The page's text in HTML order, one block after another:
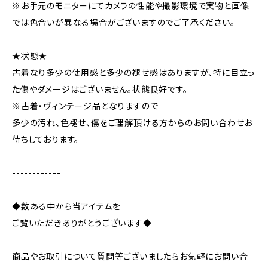
※お手元のモニターにてカメラの性能や撮影環境で実物と画像
では色合いが異なる場合がございますのでご了承ください。
★状態★
古着なり多少の使用感と多少の褪せ感はありますが、特に目立っ
た傷やダメージはございません。状態良好です。
※古着・ヴィンテージ品となりますので
多少の汚れ、色褪せ、傷をご理解頂ける方からのお問い合わせお
待ちしております。
------------
◆数ある中から当アイテムを
ご覧いただきありがとうございます◆
商品やお取引について質問等ございましたらお気軽にお問い合